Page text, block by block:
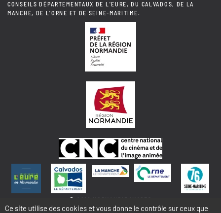
CONSEILS DÉPARTEMENTAUX DE L'EURE, DU CALVADOS, DE LA
MANCHE, DE L'ORNE ET DE SEINE-MARITIME.
© 2018 NORMANDIE IMAGES
Ce site utilise des cookies et vous donne le contrôle sur ceux que